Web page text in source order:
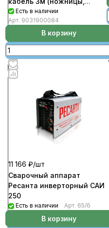
рулетка, кейс)
Есть в наличии
Арт. 9031900084
В корзину
11 166 ₽/шт
Сварочный аппарат
Ресанта инверторный САИ
250
Есть в наличии Арт. 65/6
В корзину